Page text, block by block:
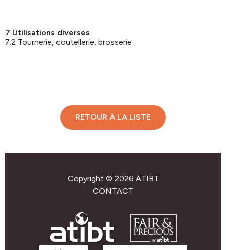
7 Utilisations diverses
7.2 Tournerie, coutellerie, brosserie
RETOUR À LA LISTE
Copyright © 2026 ATIBT
CONTACT